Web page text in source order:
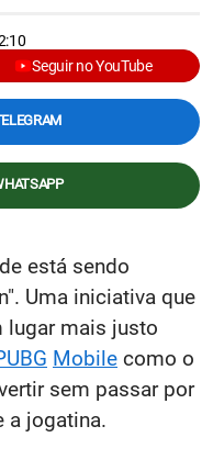
Seguir no YouTube
está sendo
Uma iniciativa que
lugar mais justo
Mobile como o
sem passar por
a jogatina.